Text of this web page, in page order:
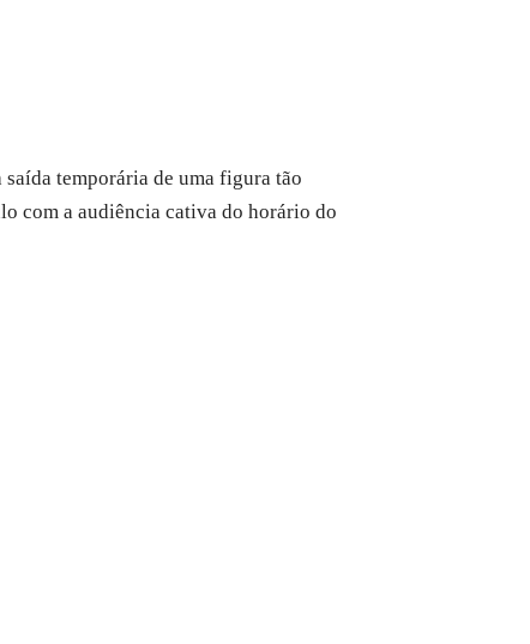
temporária de uma figura tão
com a audiência cativa do horário do